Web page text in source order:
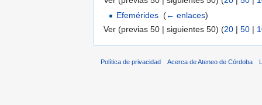
Efemérides (← enlaces)
Ver (previas 50 | siguientes 50) (20 | 50 |
Política de privacidad Acerca de Ateneo de Córdoba